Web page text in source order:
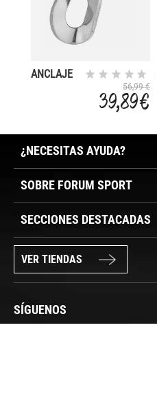
ANCLAJE
56,99 €
39,89 €
¿NECESITAS AYUDA?
SOBRE FORUM SPORT
SECCIONES DESTACADAS
VER TIENDAS
SÍGUENOS